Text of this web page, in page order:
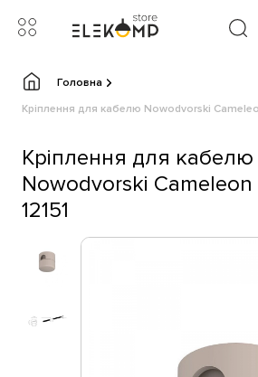
Головна
Кріплення для кабелю Nowodvorski
Кріплення для кабелю
Nowodvorski
12151